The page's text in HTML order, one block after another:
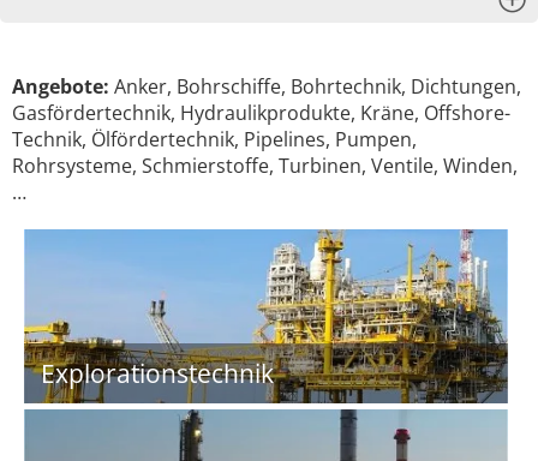
Angebote: Anker, Bohrschiffe, Bohrtechnik, Dichtungen,
Gasfördertechnik, Hydraulikprodukte, Kräne, Offshore-
Technik, Ölfördertechnik, Pipelines, Pumpen,
Rohrsysteme, Schmierstoffe, Turbinen, Ventile, Winden,
…
Explorationstechnik